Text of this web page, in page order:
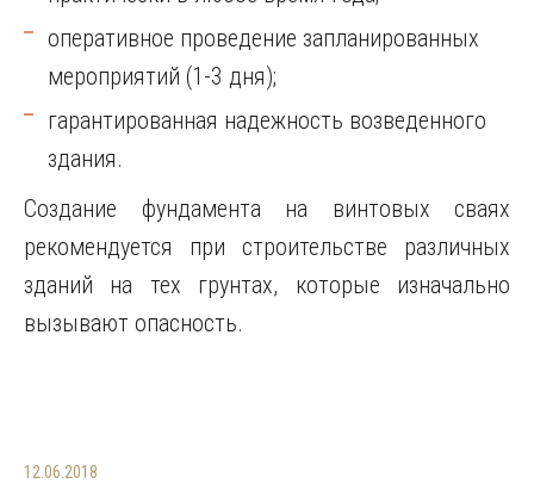
оперативное проведение запланированных
мероприятий (1-3 дня);
гарантированная надежность возведенного
здания.
Создание фундамента на винтовых сваях
рекомендуется при строительстве различных
зданий на тех грунтах, которые изначально
вызывают опасность.
12.06.2018